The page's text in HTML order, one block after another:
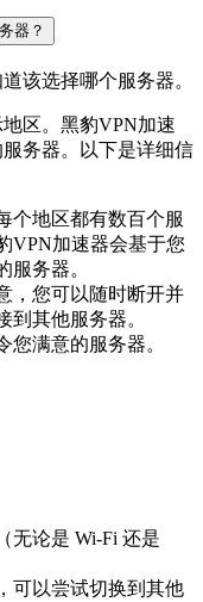
器？
该选择哪个服务器。
区。黑豹VPN加速
务器。以下是详细信
个地区都有数百个服
VPN加速器会基于您
服务器。
，您可以随时断开并
到其他服务器。
满意的服务器。
无论是 Wi-Fi 还是
可以尝试切换到其他